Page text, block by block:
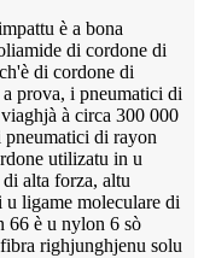
è a bona
di cordone di
di cordone di
prova, i pneumatici di
à circa 300 000
di rayon
utilizatu in u
alta forza, altu
u ligame moleculare di
66 è u nylon 6 sò
righjunghjenu solu